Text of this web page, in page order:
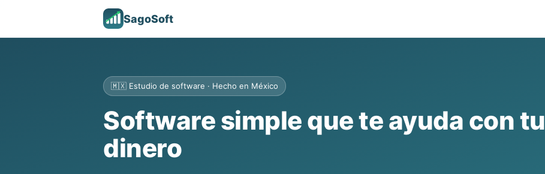
SagoSoft
🇲🇽 Estudio de software · Hecho en México
Software simple que te ayuda con tu
dinero